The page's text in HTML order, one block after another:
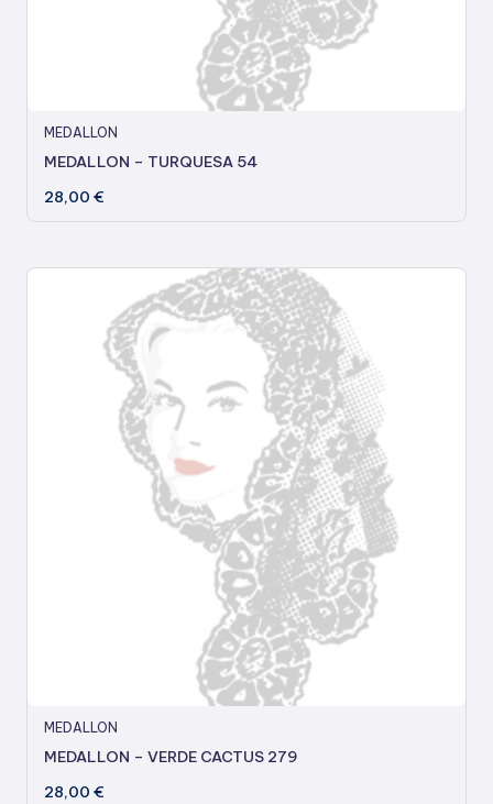
MEDALLON
MEDALLON – TURQUESA 54
28,00€
MEDALLON
MEDALLON – VERDE CACTUS 279
28,00€